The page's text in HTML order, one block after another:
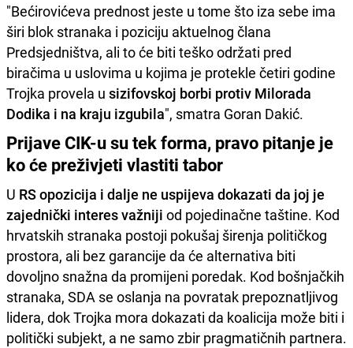
"Bećirovićeva prednost jeste u tome što iza sebe ima
širi blok stranaka i poziciju aktuelnog člana
Predsjedništva, ali to će biti teško održati pred
biračima u uslovima u kojima je protekle četiri godine
Trojka provela u sizifovskoj borbi protiv Milorada
Dodika i na kraju izgubila", smatra Goran Dakić.
Prijave CIK-u su tek forma, pravo pitanje je
ko će preživjeti vlastiti tabor
U RS opozicija i dalje ne uspijeva dokazati da joj je
zajednički interes važniji od pojedinačne taštine. Kod
hrvatskih stranaka postoji pokušaj širenja političkog
prostora, ali bez garancije da će alternativa biti
dovoljno snažna da promijeni poredak. Kod bošnjačkih
stranaka, SDA se oslanja na povratak prepoznatljivog
lidera, dok Trojka mora dokazati da koalicija može biti i
politički subjekt, a ne samo zbir pragmatičnih partnera.